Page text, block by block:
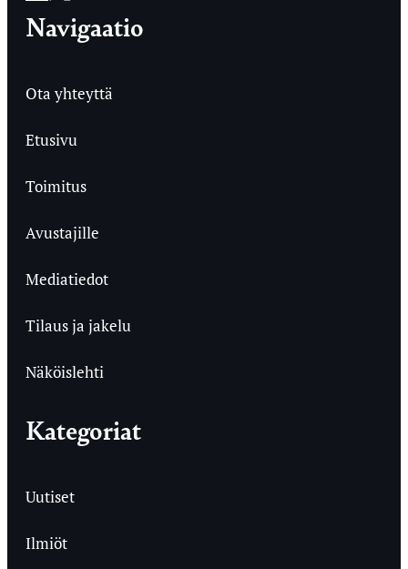
Navigaatio
Ota yhteyttä
Etusivu
Toimitus
Avustajille
Mediatiedot
Tilaus ja jakelu
Näköislehti
Kategoriat
Uutiset
Ilmiöt